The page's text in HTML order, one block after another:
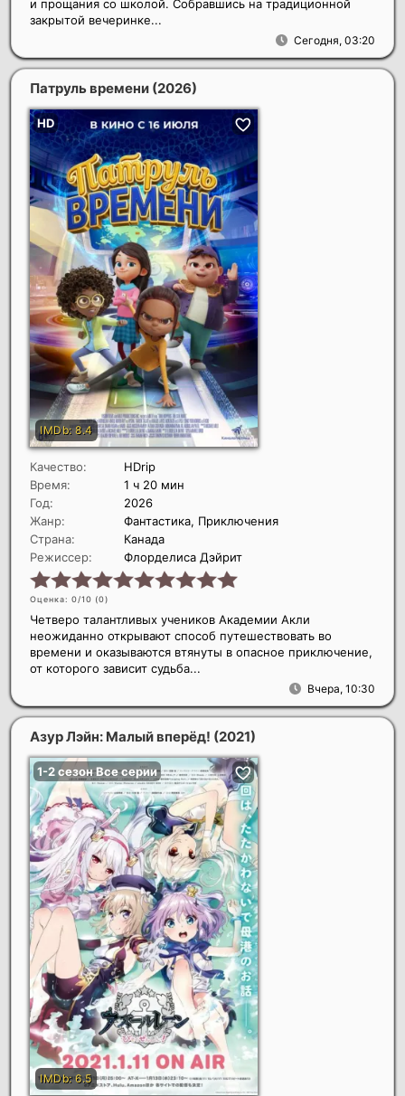
Сегодня, 03:20
и прощания со школой. Собравшись на традиционной
закрытой вечеринке...
Патруль времени (2026)
Качество:
HDrip
Время:
1 ч 20 мин
Год:
2026
Жанр:
Фантастика, Приключения
Страна:
Канада
Режиссер:
Флорделиса Дэйрит
Оценка: 0/10 (0)
Вчера, 10:30
Четверо талантливых учеников Академии Акли
неожиданно открывают способ путешествовать во
времени и оказываются втянуты в опасное приключение,
от которого зависит судьба...
Азур Лэйн: Малый вперёд! (2021)